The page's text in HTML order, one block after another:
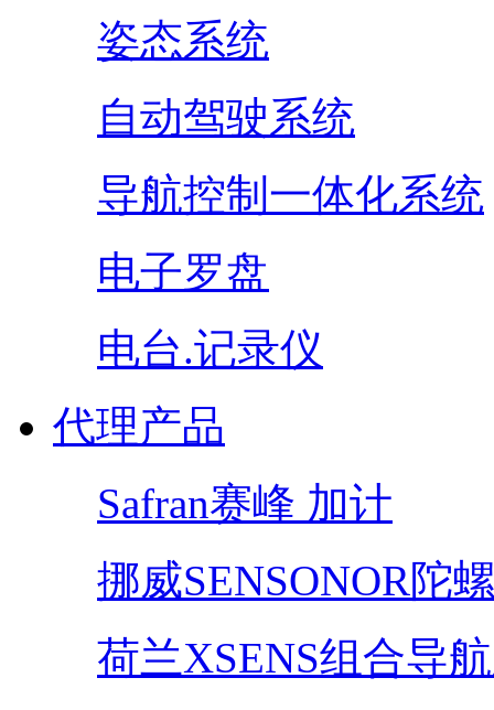
姿态系统
自动驾驶系统
导航控制一体化系统
电子罗盘
电台.记录仪
代理产品
Safran赛峰 加计
挪威SENSONOR陀
荷兰XSENS组合导